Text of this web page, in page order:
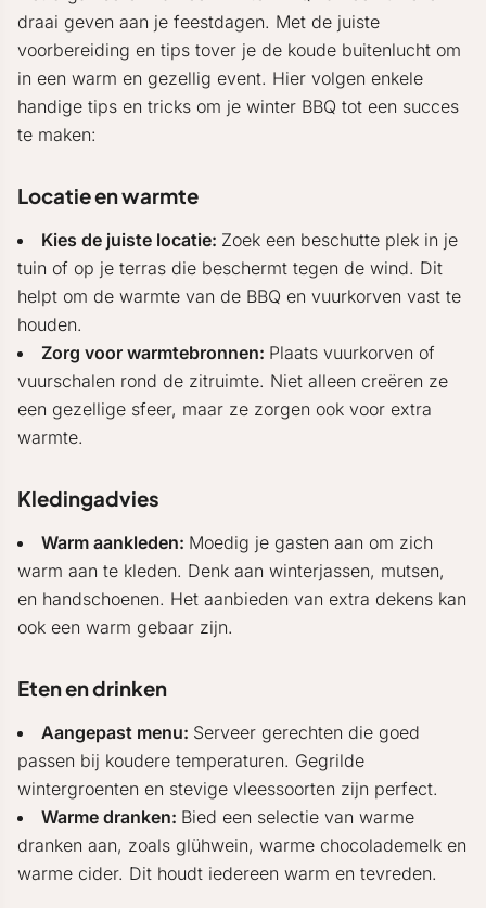
draai geven aan je feestdagen. Met de juiste
voorbereiding en tips tover je de koude buitenlucht om
in een warm en gezellig event. Hier volgen enkele
handige tips en tricks om je winter BBQ tot een succes
te maken:
Locatie en warmte
Kies de juiste locatie: Zoek een beschutte plek in je
tuin of op je terras die beschermt tegen de wind. Dit
helpt om de warmte van de BBQ en vuurkorven vast te
houden.
Zorg voor warmtebronnen: Plaats vuurkorven of
vuurschalen rond de zitruimte. Niet alleen creëren ze
een gezellige sfeer, maar ze zorgen ook voor extra
warmte.
Kledingadvies
Warm aankleden: Moedig je gasten aan om zich
warm aan te kleden. Denk aan winterjassen, mutsen,
en handschoenen. Het aanbieden van extra dekens kan
ook een warm gebaar zijn.
Eten en drinken
Aangepast menu: Serveer gerechten die goed
passen bij koudere temperaturen. Gegrilde
wintergroenten en stevige vleessoorten zijn perfect.
Warme dranken: Bied een selectie van warme
dranken aan, zoals glühwein, warme chocolademelk en
warme cider. Dit houdt iedereen warm en tevreden.